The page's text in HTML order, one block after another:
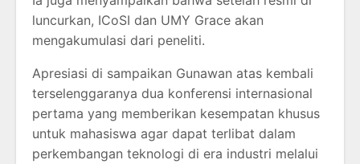
luncurkan, ICoSI dan UMY Grace akan
mengakumulasi dari peneliti.
Apresiasi di sampaikan Gunawan atas kembali
terselenggaranya dua konferensi internasional
pertama yang memberikan kesempatan khusus
untuk mahasiswa agar dapat terlibat dalam
perkembangan teknologi di era industri melalui